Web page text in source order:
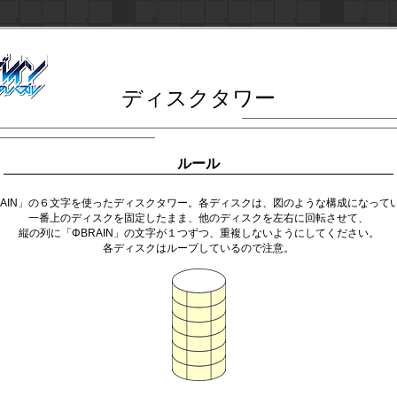
ディスクタワー
ルール
」の６文字を使ったディスクタワー。各ディスクは、図のような構成になって
一番上のディスクを固定したまま、他のディスクを左右に回転させて、
縦の列に「ΦBRAIN」の文字が１つずつ、重複しないようにしてください。
各ディスクはループしているので注意。